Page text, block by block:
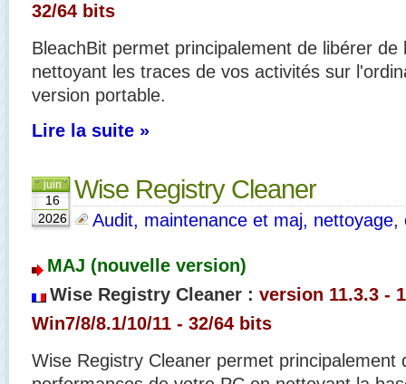
32/64 bits
BleachBit permet principalement de libérer
nettoyant les traces de vos activités sur
version portable.
Lire la suite »
juin
16
2026
Wise Registry Cleaner
Audit, maintenance et maj, nettoyage,
MAJ (nouvelle version)
Wise Registry Cleaner : version 11.3.3 -
Win7/8/8.1/10/11 - 32/64 bits
Wise Registry Cleaner permet principalement